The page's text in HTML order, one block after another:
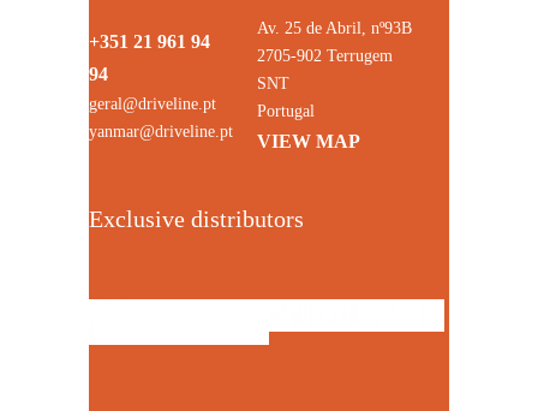
+351 21 961 94
94
geral@driveline.pt
yanmar@driveline.pt
Av. 25 de Abril, nº93B
2705-902 Terrugem
SNT
Portugal
VIEW MAP
Exclusive distributors